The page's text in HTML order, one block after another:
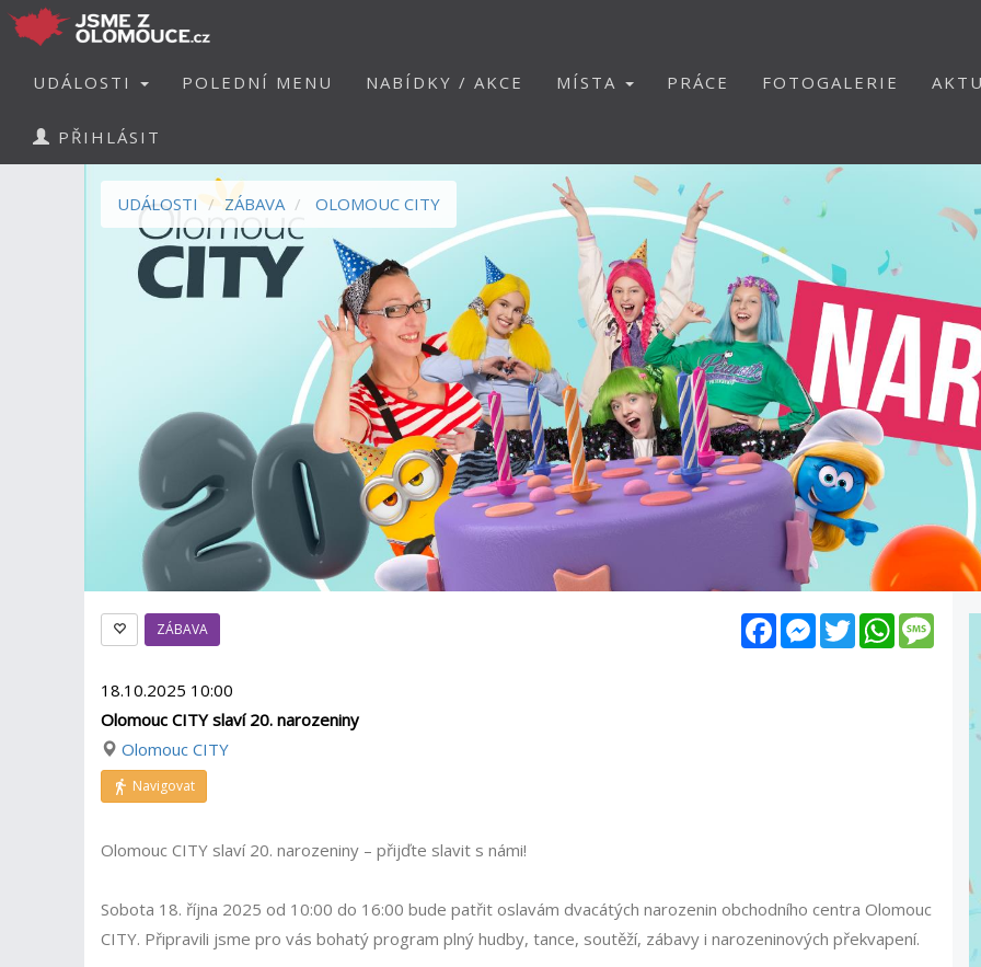
UDÁLOSTI POLEDNÍ MENU NABÍDKY / AKCE MÍSTA PRÁCE FOTOGALERIE
PŘIHLÁSIT
UDÁLOSTI ZÁBAVA OLOMOUC CITY
FacebookMessenger
TwitterWhatsApp
ZÁBAVA
18.10.2025 10:00
Olomouc CITY slaví 20. narozeniny
Olomouc CITY
Navigovat
Olomouc CITY slaví 20. narozeniny – přijďte slavit s námi!
Sobota 18. října 2025 od 10:00 do 16:00 bude patřit oslavám dvacátých narozenin obchodního centra Olomouc
CITY. Připravili jsme pro vás bohatý program plný hudby, tance, soutěží, zábavy i narozeninových překvapení.